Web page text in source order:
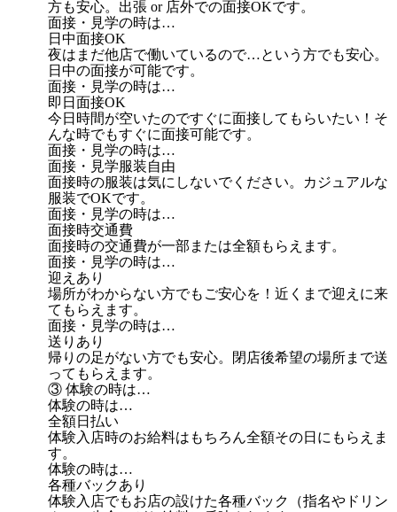
方も安心。出張 or 店外での面接OKです。
面接・見学の時は…
日中面接OK
夜はまだ他店で働いているので…という方でも安心。
日中の面接が可能です。
面接・見学の時は…
即日面接OK
今日時間が空いたのですぐに面接してもらいたい！そ
んな時でもすぐに面接可能です。
面接・見学の時は…
面接・見学服装自由
面接時の服装は気にしないでください。カジュアルな
服装でOKです。
面接・見学の時は…
面接時交通費
面接時の交通費が一部または全額もらえます。
面接・見学の時は…
迎えあり
場所がわからない方でもご安心を！近くまで迎えに来
てもらえます。
面接・見学の時は…
送りあり
帰りの足がない方でも安心。閉店後希望の場所まで送
ってもらえます。
③ 体験の時は…
体験の時は…
全額日払い
体験入店時のお給料はもちろん全額その日にもらえま
す。
体験の時は…
各種バックあり
体験入店でもお店の設けた各種バック（指名やドリン